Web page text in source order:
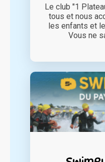
Le club "1
tous et nous
les enfants et
Vous ne